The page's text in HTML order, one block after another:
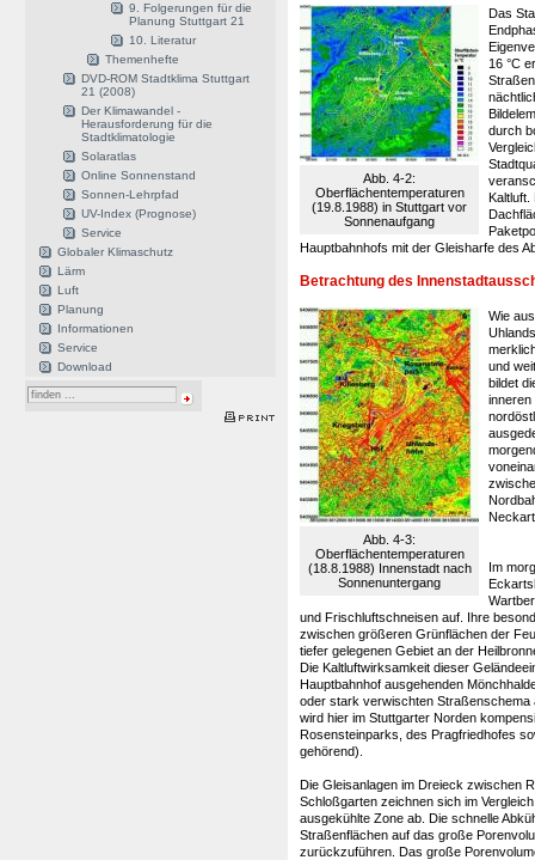
9. Folgerungen für die
Planung Stuttgart 21
10. Literatur
Themenhefte
DVD-ROM Stadtklima Stuttgart
21 (2008)
Der Klimawandel -
Herausforderung für die
Stadtklimatologie
Solaratlas
Online Sonnenstand
Sonnen-Lehrpfad
UV-Index (Prognose)
Service
Globaler Klimaschutz
Lärm
Luft
Planung
Informationen
Service
Download
Abb. 4-2:
Oberflächentemperaturen
(19.8.1988) in Stuttgart vor
Sonnenaufgang
Das
16 °C
durch
Kaltluft.
Hauptbahnhofs mit der Gleisharfe des
Betrachtung des
Abb. 4-3:
Oberflächentemperaturen
(18.8.1988) Innenstadt nach
Sonnenuntergang
Wie
und
bildet
inneren
Im
und Frischluftschneisen auf. Ihre
zwischen größeren Grünflächen der
tiefer gelegenen Gebiet an der
Die Kaltluftwirksamkeit dieser
Hauptbahnhof ausgehenden
oder stark verwischten Straßenschema
wird hier im Stuttgarter Norden
Rosensteinparks, des Pragfriedhofes
gehörend).
Die Gleisanlagen im Dreieck zwischen
Schloßgarten zeichnen sich im
ausgekühlte Zone ab. Die schnelle
Straßenflächen auf das große
zurückzuführen. Das große